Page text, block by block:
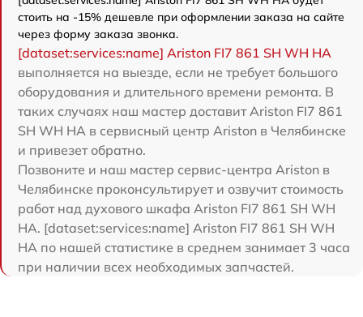
стоить на -15% дешевле при оформлении заказа на сайте
через форму заказа звонка.
[dataset:services:name] Ariston FI7 861 SH WH HA
выполняется на выезде, если не требует большого
оборудования и длительного времени ремонта. В
таких случаях наш мастер доставит Ariston FI7 861
SH WH HA в сервисный центр Ariston в Челябинске
и привезет обратно.
Позвоните и наш мастер сервис-центра Ariston в
Челябинске проконсультирует и озвучит стоимость
работ над духового шкафа Ariston FI7 861 SH WH
HA. [dataset:services:name] Ariston FI7 861 SH WH
HA по нашей статистике в среднем занимает 3 часа
при наличии всех необходимых запчастей.